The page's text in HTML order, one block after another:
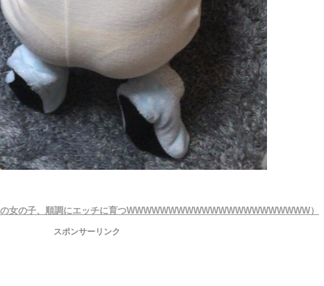
女の子、順調にエッチに育つWWWWWWWWWWWWWWWWWWWWWW）
スポンサーリンク